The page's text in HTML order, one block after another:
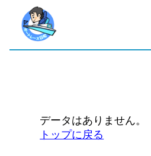
データはありません。
トップに戻る